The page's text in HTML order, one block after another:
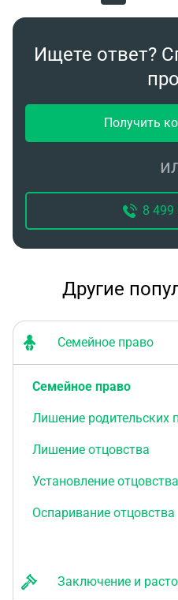
Ищете ответ?
Получить
8 499
Другие
Семейное право
Семейное право
Лишение родительских
Лишение отцовства
Установление
Оспаривание отцовства
Заключение и